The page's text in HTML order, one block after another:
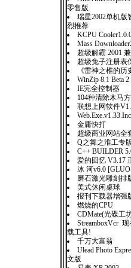
零售版
瑞星2002单机版
烈推荐
KCPU
Mass
超级解霸 2001
超级兔子注册表
《雷神之椎的
WinZip 8.1 Beta
IE完全控制器
104种清除木马
联想上网软件
金庸快打
超级商业网站全
Q之舞之淮工专
C++ BUILDER
爱的回忆 V3.17
冰 河v6.0
磨石激光雕刻排
美式休闲桌球
报刊下载器增强
燃烧的CPU
CDMate(光碟工
StreamboxVcr
载工具!
千万大富翁
Ulead Photo
文版